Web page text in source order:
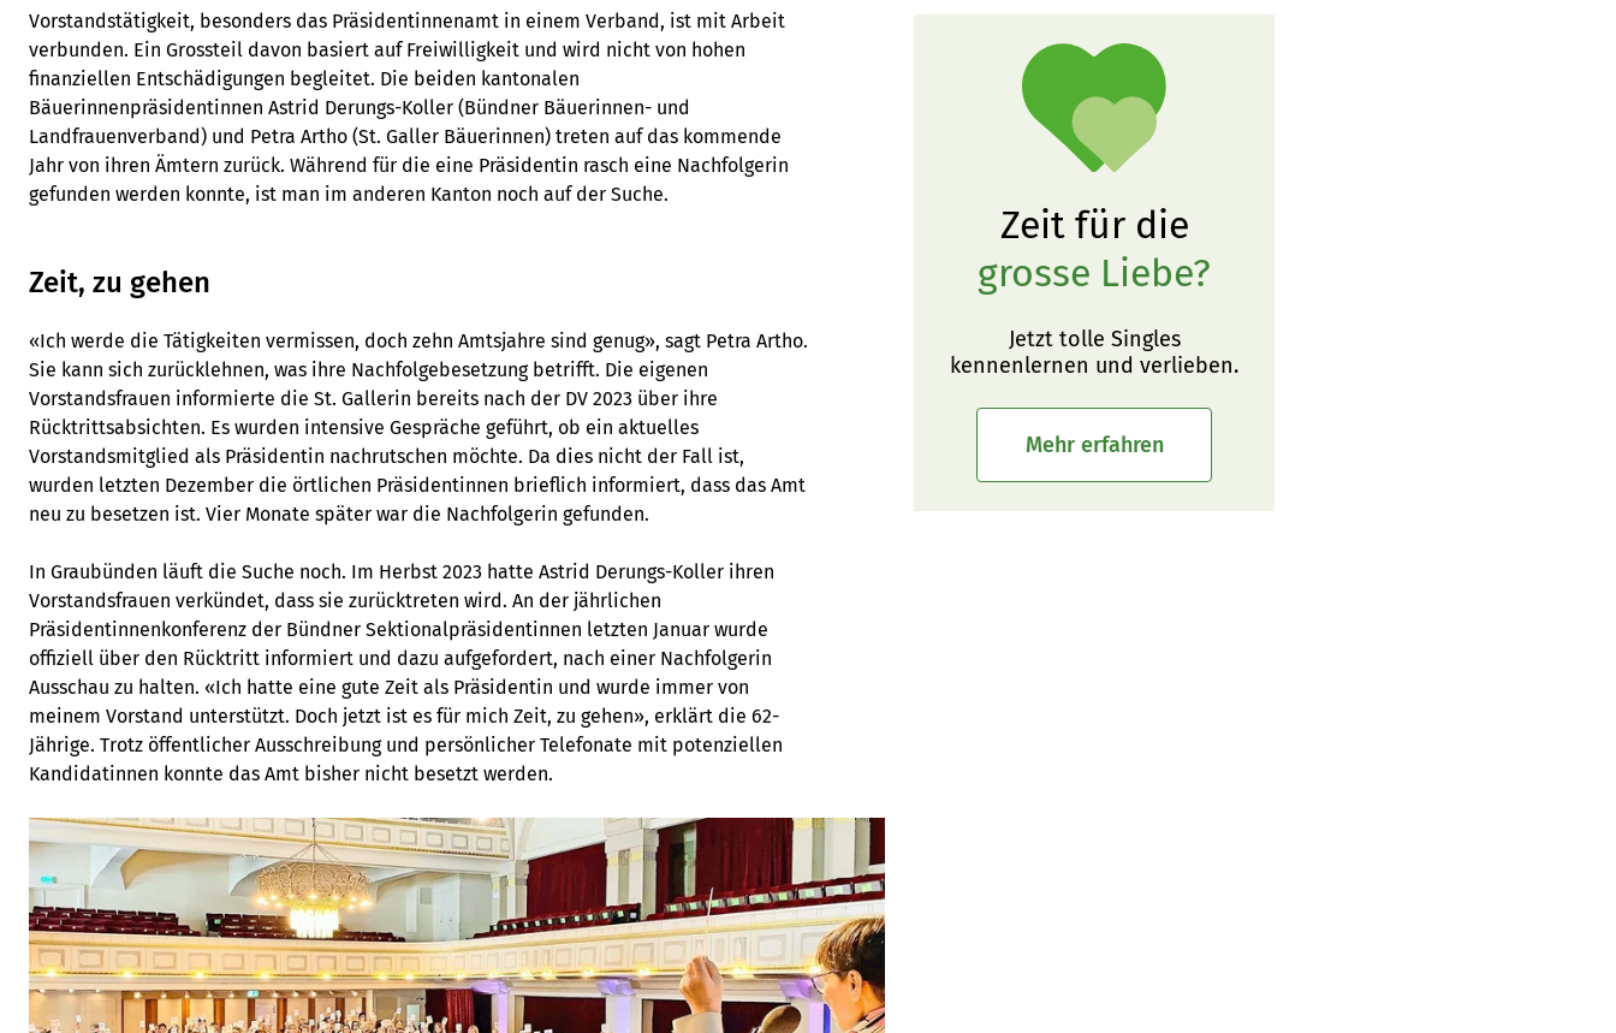
Vorstandstätigkeit, besonders das Präsidentinnenamt in einem Verband, ist mit Arbeit
verbunden. Ein Grossteil davon basiert auf Freiwilligkeit und wird nicht von hohen
finanziellen Entschädigungen begleitet. Die beiden kantonalen
Bäuerinnenpräsidentinnen Astrid Derungs-Koller (Bündner Bäuerinnen- und
Landfrauenverband) und Petra Artho (St. Galler Bäuerinnen) treten auf das kommende
Jahr von ihren Ämtern zurück. Während für die eine Präsidentin rasch eine Nachfolgerin
gefunden werden konnte, ist man im anderen Kanton noch auf der Suche.
Zeit, zu gehen
«Ich werde die Tätigkeiten vermissen, doch zehn Amtsjahre sind genug», sagt Petra Artho.
Sie kann sich zurücklehnen, was ihre Nachfolgebesetzung betrifft. Die eigenen
Vorstandsfrauen informierte die St. Gallerin bereits nach der DV 2023 über ihre
Rücktrittsabsichten. Es wurden intensive Gespräche geführt, ob ein aktuelles
Vorstandsmitglied als Präsidentin nachrutschen möchte. Da dies nicht der Fall ist,
wurden letzten Dezember die örtlichen Präsidentinnen brieflich informiert, dass das Amt
neu zu besetzen ist. Vier Monate später war die Nachfolgerin gefunden.
In Graubünden läuft die Suche noch. Im Herbst 2023 hatte Astrid Derungs-Koller ihren
Vorstandsfrauen verkündet, dass sie zurücktreten wird. An der jährlichen
Präsidentinnenkonferenz der Bündner Sektionalpräsidentinnen letzten Januar wurde
offiziell über den Rücktritt informiert und dazu aufgefordert, nach einer Nachfolgerin
Ausschau zu halten. «Ich hatte eine gute Zeit als Präsidentin und wurde immer von
meinem Vorstand unterstützt. Doch jetzt ist es für mich Zeit, zu gehen», erklärt die 62-
Jährige. Trotz öffentlicher Ausschreibung und persönlicher Telefonate mit potenziellen
Kandidatinnen konnte das Amt bisher nicht besetzt werden.
Zeit für die
grosse Liebe?
Jetzt tolle Singles
kennenlernen und verlieben.
Mehr erfahren